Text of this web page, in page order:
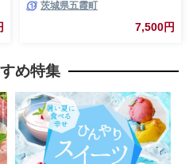
精米 特A米 特A 特A評価 旨味
安心 美味しい 茨城県 五霞町
茨城県五霞町
7,500円
め特集